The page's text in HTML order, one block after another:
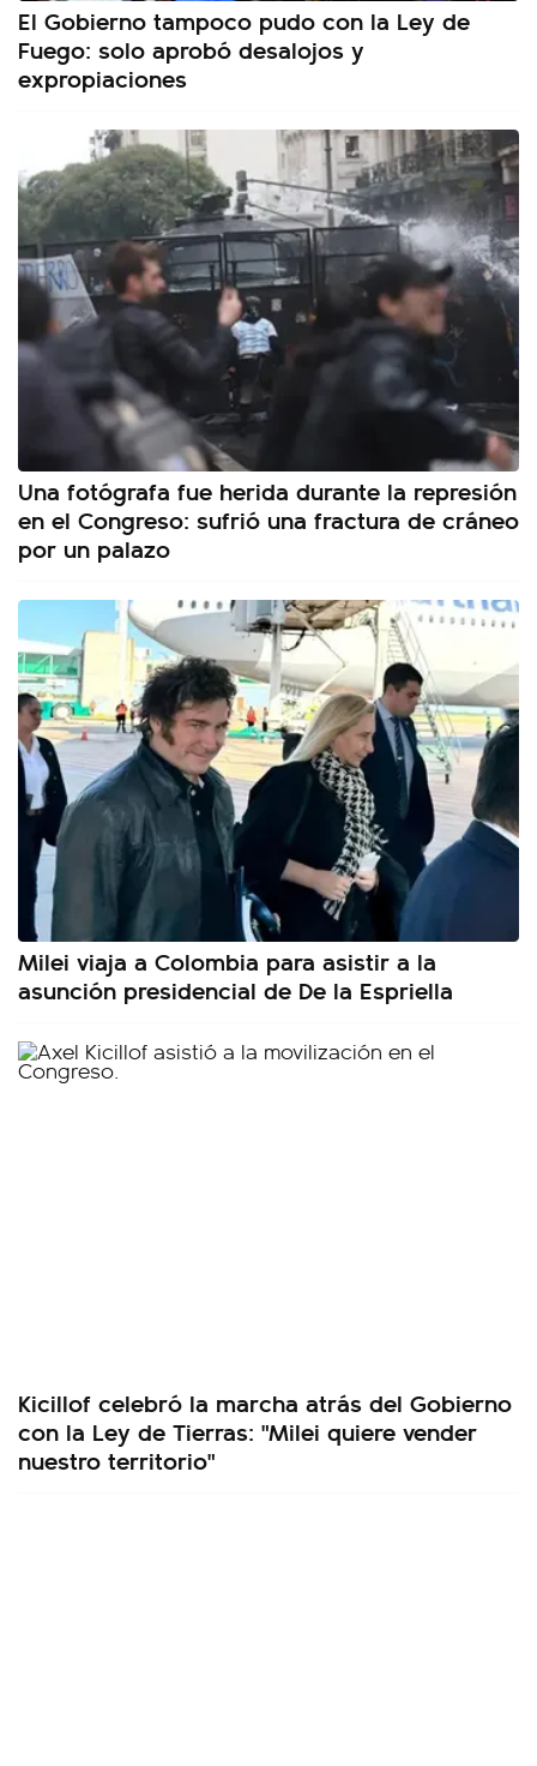
El Gobierno tampoco pudo con la Ley de
Fuego: solo aprobó desalojos y
expropiaciones
Una fotógrafa fue herida durante la represión
en el Congreso: sufrió una fractura de cráneo
por un palazo
Milei viaja a Colombia para asistir a la
asunción presidencial de De la Espriella
Kicillof celebró la marcha atrás del Gobierno
con la Ley de Tierras: "Milei quiere vender
nuestro territorio"